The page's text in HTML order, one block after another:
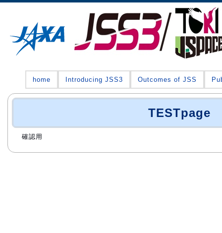
home Introducing JSS3 Outcomes of JSS
TESTpage
確認用